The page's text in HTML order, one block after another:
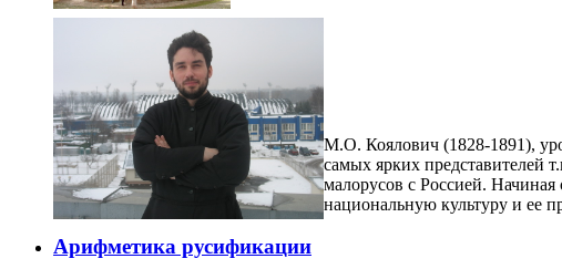
М.О. Коялович (1828-1891),
самых ярких представителей
малорусов с Россией.
национальную культуру и ее
Арифметика русификации